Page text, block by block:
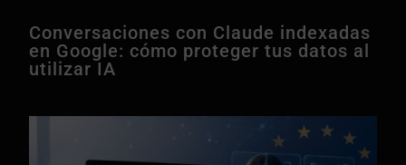
Conversaciones con Claude indexadas
en Google: cómo proteger tus datos al
utilizar IA